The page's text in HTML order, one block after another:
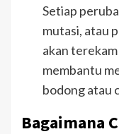
Setiap
mutasi, atau
akan
membantu
bodong atau
Bagaimana